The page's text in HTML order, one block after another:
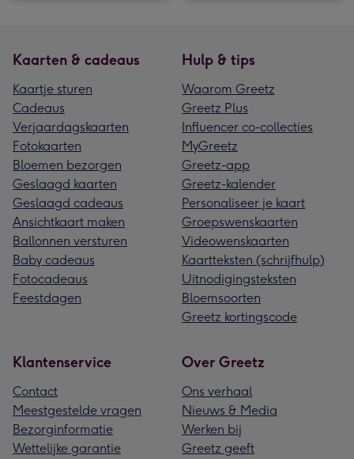
Kaarten & cadeaus
Kaartje sturen
Cadeaus
Verjaardagskaarten
Fotokaarten
Bloemen bezorgen
Geslaagd kaarten
Geslaagd cadeaus
Ansichtkaart maken
Ballonnen versturen
Baby cadeaus
Fotocadeaus
Feestdagen
Hulp & tips
Waarom Greetz
Greetz Plus
Influencer co-collecties
MyGreetz
Greetz-app
Greetz-kalender
Personaliseer je kaart
Groepswenskaarten
Videowenskaarten
Kaartteksten (schrijfhulp)
Uitnodigingsteksten
Bloemsoorten
Greetz kortingscode
Klantenservice
Contact
Meestgestelde vragen
Bezorginformatie
Wettelijke garantie
Over Greetz
Ons verhaal
Nieuws & Media
Werken bij
Greetz geeft